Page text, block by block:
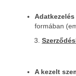
formában
A kezelt